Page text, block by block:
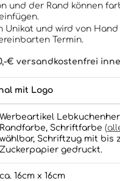
und der Rand können
und wird von
Termin.
€ versandkostenfrei
mit Logo
Werbeartikel
Randfarbe, Schriftfarbe (
wählbar, Schriftzug mit bis
Zuckerpapier gedruckt.
ca. 16cm x 16cm